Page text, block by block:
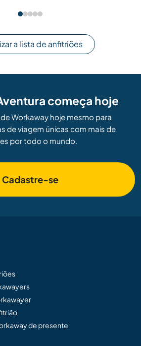
a lista de anfitriões
começa hoje
Workaway hoje mesmo para
de viagem únicas com mais de
por todo o mundo.
Cadastre-se
de presente